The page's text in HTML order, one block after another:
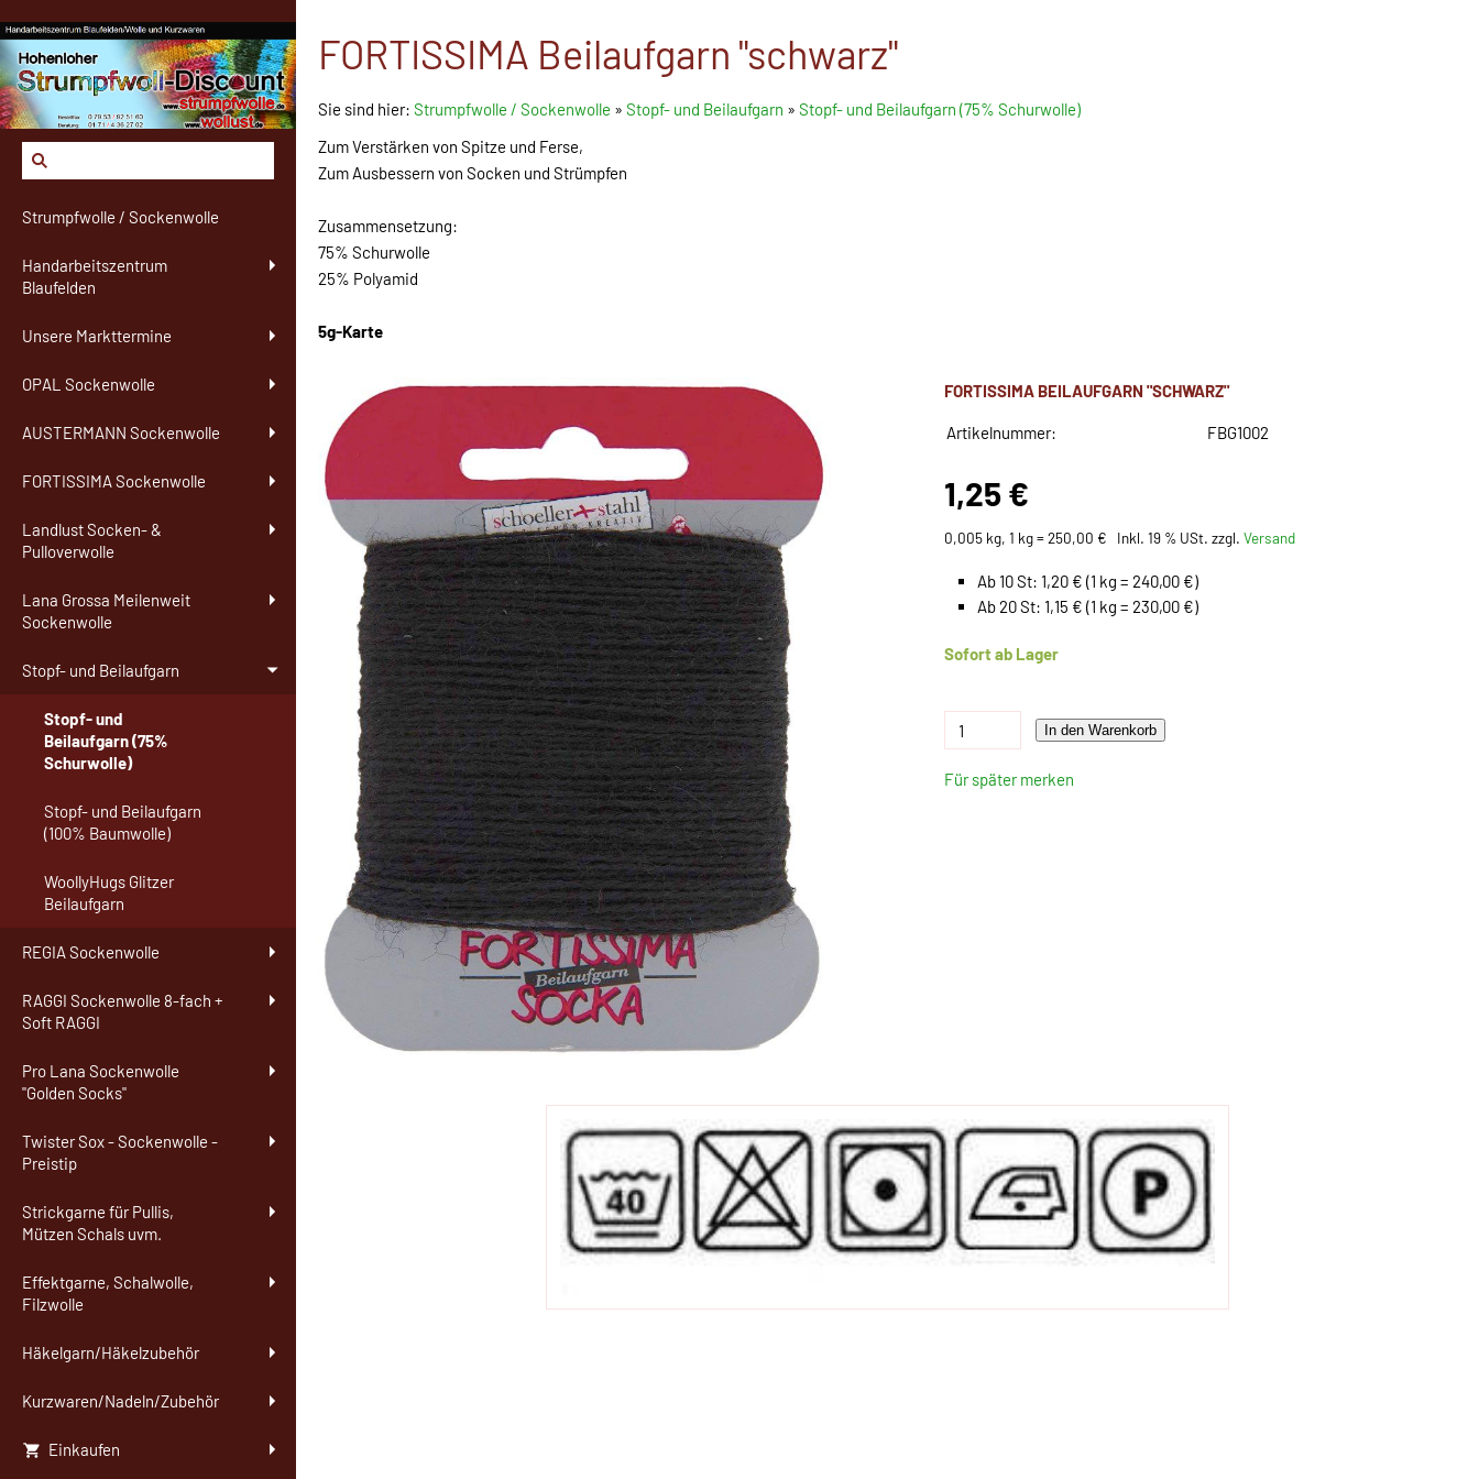
Strumpfwolle / Sockenwolle
Handarbeitszentrum
Blaufelden
Unsere Markttermine
OPAL Sockenwolle
AUSTERMANN Sockenwolle
FORTISSIMA Sockenwolle
Landlust Socken- &
Pulloverwolle
Lana Grossa Meilenweit
Sockenwolle
Stopf- und Beilaufgarn
Stopf- und
Beilaufgarn (75%
Schurwolle)
Stopf- und Beilaufgarn
(100% Baumwolle)
WoollyHugs Glitzer
Beilaufgarn
REGIA Sockenwolle
RAGGI Sockenwolle 8-fach +
Soft RAGGI
Pro Lana Sockenwolle
"Golden Socks"
Twister Sox - Sockenwolle -
Preistip
Strickgarne für Pullis,
Mützen Schals uvm.
Effektgarne, Schalwolle,
Filzwolle
Häkelgarn/Häkelzubehör
Kurzwaren/Nadeln/Zubehör
Einkaufen
FORTISSIMA Beilaufgarn "schwarz"
Sie sind hier: Strumpfwolle / Sockenwolle » Stopf- und Beilaufgarn » Stopf- und Beilaufgarn (75% Schurwolle)
Zum Verstärken von Spitze und Ferse,
Zum Ausbessern von Socken und Strümpfen
Zusammensetzung:
75% Schurwolle
25% Polyamid
5g-Karte
FORTISSIMA BEILAUFGARN "SCHWARZ"
Artikelnummer: FBG1002
1,25 €
0,005 kg, 1 kg = 250,00 € Inkl. 19 % USt. zzgl.Versand
Ab 10 St: 1,20 € (1 kg = 240,00 €)
Ab 20 St: 1,15 € (1 kg = 230,00 €)
Sofort ab Lager
In den Warenkorb
Für später merken